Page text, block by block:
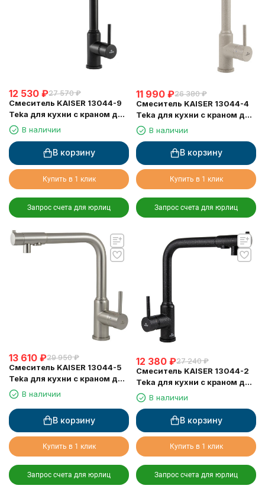
12 530 ₽27 570 ₽
Смеситель KAISER 13044-9
Teka для кухни с краном для
питьевой воды, черный
матовый
В наличии
В корзину
Купить в 1 клик
Запрос счета для юрлиц
11 990 ₽26 380 ₽
Смеситель KAISER 13044-4
Teka для кухни с краном для
питьевой воды, песочный
В наличии
В корзину
Купить в 1 клик
Запрос счета для юрлиц
13 610 ₽29 950 ₽
Смеситель KAISER 13044-5
Teka для кухни с краном для
питьевой воды, серебро
В наличии
В корзину
Купить в 1 клик
Запрос счета для юрлиц
12 380 ₽27 240 ₽
Смеситель KAISER 13044-2
Teka для кухни с краном для
питьевой воды, черный
мрамор
В наличии
В корзину
Купить в 1 клик
Запрос счета для юрлиц